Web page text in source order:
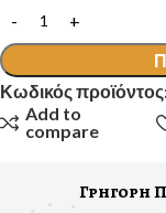
Κωδικός
Add to
compare
Γρηγορη